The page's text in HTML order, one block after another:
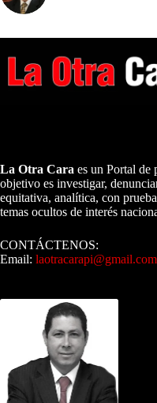
La Otra Cara es un Portal de
objetivo es investigar,
equitativa, analítica, con
temas ocultos de interés
CONTÁCTENOS:
Email: laotracarapi@gmail.com